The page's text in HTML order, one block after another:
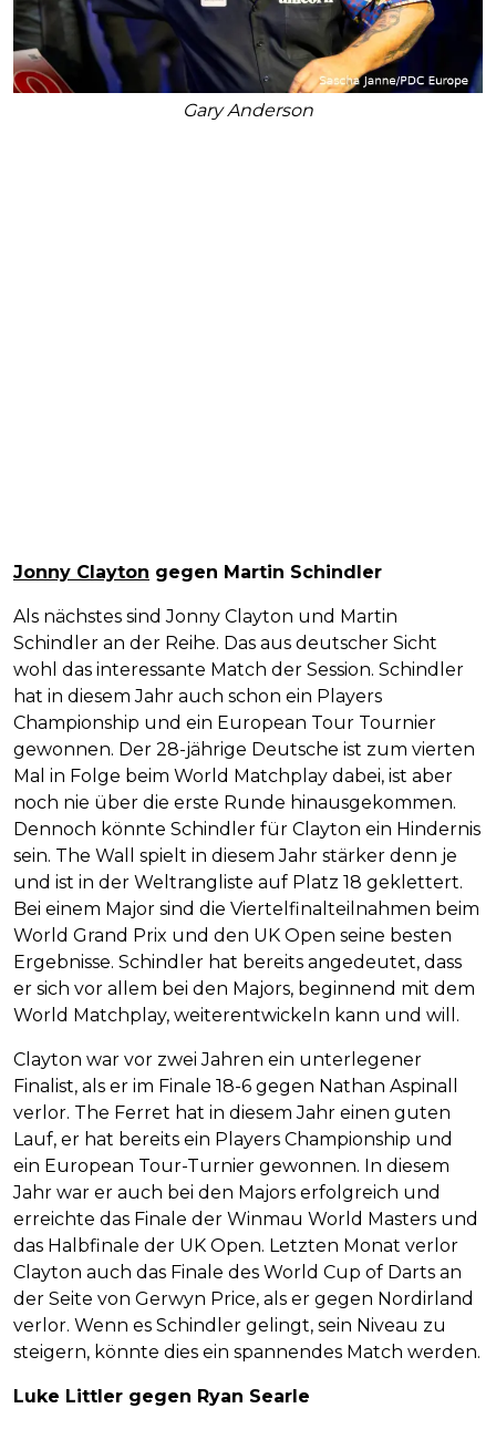
Gary Anderson
Jonny Clayton gegen Martin Schindler
Als nächstes sind Jonny Clayton und Martin
Schindler an der Reihe. Das aus deutscher Sicht
wohl das interessante Match der Session. Schindler
hat in diesem Jahr auch schon ein Players
Championship und ein European Tour Tournier
gewonnen. Der 28-jährige Deutsche ist zum vierten
Mal in Folge beim World Matchplay dabei, ist aber
noch nie über die erste Runde hinausgekommen.
Dennoch könnte Schindler für Clayton ein Hindernis
sein. The Wall spielt in diesem Jahr stärker denn je
und ist in der Weltrangliste auf Platz 18 geklettert.
Bei einem Major sind die Viertelfinalteilnahmen beim
World Grand Prix und den UK Open seine besten
Ergebnisse. Schindler hat bereits angedeutet, dass
er sich vor allem bei den Majors, beginnend mit dem
World Matchplay, weiterentwickeln kann und will.
Clayton war vor zwei Jahren ein unterlegener
Finalist, als er im Finale 18-6 gegen Nathan Aspinall
verlor. The Ferret hat in diesem Jahr einen guten
Lauf, er hat bereits ein Players Championship und
ein European Tour-Turnier gewonnen. In diesem
Jahr war er auch bei den Majors erfolgreich und
erreichte das Finale der Winmau World Masters und
das Halbfinale der UK Open. Letzten Monat verlor
Clayton auch das Finale des World Cup of Darts an
der Seite von Gerwyn Price, als er gegen Nordirland
verlor. Wenn es Schindler gelingt, sein Niveau zu
steigern, könnte dies ein spannendes Match werden.
Luke Littler gegen Ryan Searle